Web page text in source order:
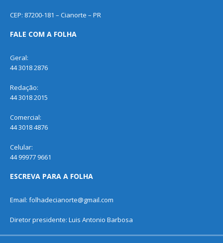
CEP: 87200-181 – Cianorte – PR
FALE COM A FOLHA
Geral:
44 3018 2876
Redação:
44 3018 2015
Comercial:
44 3018 4876
Celular:
44 99977 9661
ESCREVA PARA A FOLHA
Email: folhadecianorte@gmail.com
Diretor presidente: Luis Antonio Barbosa